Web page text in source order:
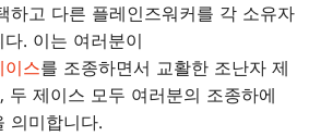
하고 다른 플레인즈워커를 각 소유자
. 이는 여러분이
스를 조종하면서 교활한 조난자 제
두 제이스 모두 여러분의 조종하에
의미합니다.